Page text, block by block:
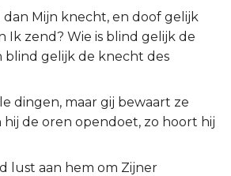
dan Mijn knecht, en doof gelijk
Ik zend? Wie is blind gelijk de
blind gelijk de knecht des
dingen, maar gij bewaart ze
hij de oren opendoet, zo hoort hij
lust aan hem om Zijner